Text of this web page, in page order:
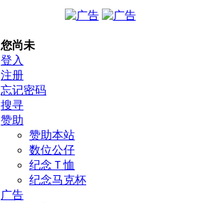
您尚未
登入
注册
忘记密码
搜寻
赞助
赞助本站
数位公仔
纪念Ｔ恤
纪念马克杯
广告